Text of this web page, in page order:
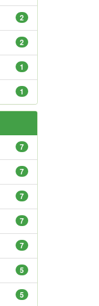
2
2
1
1
7
7
7
7
7
5
5